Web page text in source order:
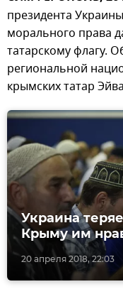
президента
морального права
татарскому флагу.
региональной
крымских татар
20 апреля 2018, 22:03
Украина
Крыму им